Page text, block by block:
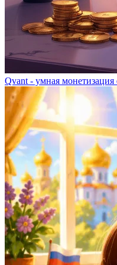
Qvant - умная монетизация